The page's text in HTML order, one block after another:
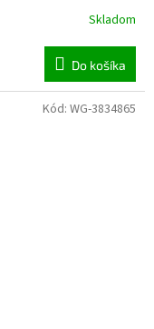
Skladom
Do košíka
Kód: WG-3834865